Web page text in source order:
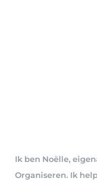
Ik ben Noëlle,
Organiseren. Ik